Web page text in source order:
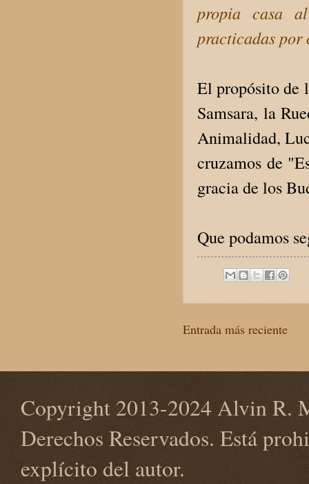
propia casa
practicadas
El propósito de
Samsara, la
Animalidad,
cruzamos de
gracia de los
Que podamos
Entrada más reciente
Copyright 2013-2024 Alvin R.
Derechos Reservados. Está
explícito del autor.